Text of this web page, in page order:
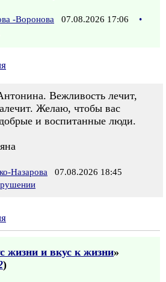
-Воронова 07.08.2026 17:06
•
Вежливость лечит,
Желаю, чтобы вас
и воспитанные люди.
Назарова 07.08.2026 18:45
жизни и вкус к жизни»
)